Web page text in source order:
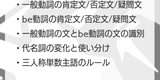
・一般動詞の肯定文/否定文/疑問文
・be動詞の肯定文/否定文/疑問文
・一般動詞の文とbe動詞の文の識別
・代名詞の変化と使い分け
・三人称単数主語のルール